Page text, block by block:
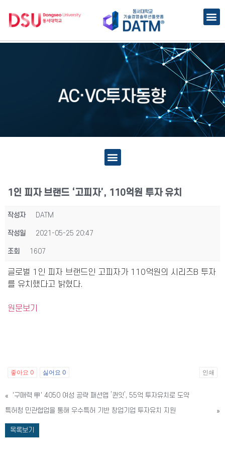
1인 피자 브랜드 ‘고피자’, 110억원 투자 유치
작성자 DATM
작성일 2021-05-25 20:47
조회 1607
글로벌 1인 피자 브랜드인 고피자가 110억원의 시리즈B 투자
를 유치했다고 밝혔다.
원문보기
좋아요 0 싫어요 0 인쇄
«
'구매력 甲' 4050 여성 공략 패션앱 ’퀸잇’, 55억 투자유치로 도약
특허청 민관협업을 통해 우수특허 기반 창업기업 투자유치 지원
»
목록보기